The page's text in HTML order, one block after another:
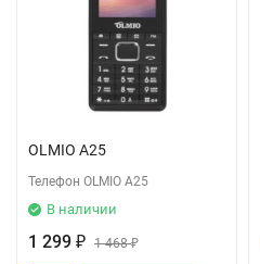
OLMIO A25
Телефон OLMIO A25
В наличии
1 299 ₽ 1 468₽